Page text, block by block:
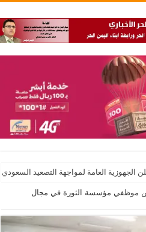
الجهوزية العامة لمواجهة التصعيد السعودي
كادراً من موظفي مؤسسة الثورة في مجال